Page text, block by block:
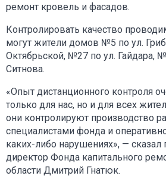
ремонт кровель и фасадов.
Контролировать качество
могут жители домов №5 по ул.
Октябрьской, №27 по ул. Гайдара,
Ситнова.
«Опыт дистанционного контроля
только для нас, но и для всех
они контролируют производство
специалистами фонда и
каких-либо нарушениях», — сказал
директор Фонда капитального
области Дмитрий Гнатюк.